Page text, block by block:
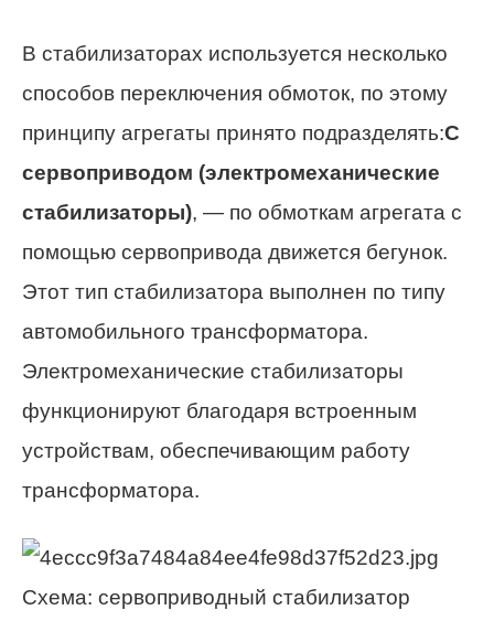
В стабилизаторах используется несколько
способов переключения обмоток, по этому
принципу агрегаты принято подразделять:С
сервоприводом (электромеханические
стабилизаторы), — по обмоткам агрегата с
помощью сервопривода движется бегунок.
Этот тип стабилизатора выполнен по типу
автомобильного трансформатора.
Электромеханические стабилизаторы
функционируют благодаря встроенным
устройствам, обеспечивающим работу
трансформатора.
Схема: сервоприводный стабилизатор